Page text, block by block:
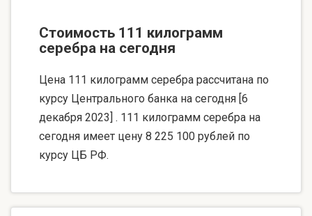
Стоимость 111 килограмм
серебра на сегодня
Цена 111 килограмм серебра рассчитана по
курсу Центрального банка на сегодня [6
декабря 2023] . 111 килограмм серебра на
сегодня имеет цену 8 225 100 рублей по
курсу ЦБ РФ.